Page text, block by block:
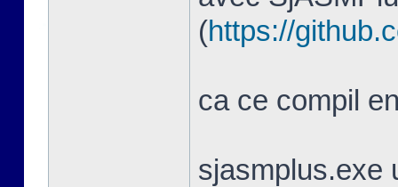
(https://
ca ce compil
sjasmplus.exe